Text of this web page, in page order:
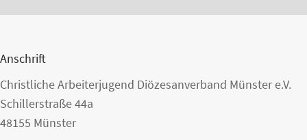
Anschrift
Christliche Arbeiterjugend Diözesanverband Münster e.V.
Schillerstraße 44a
48155 Münster